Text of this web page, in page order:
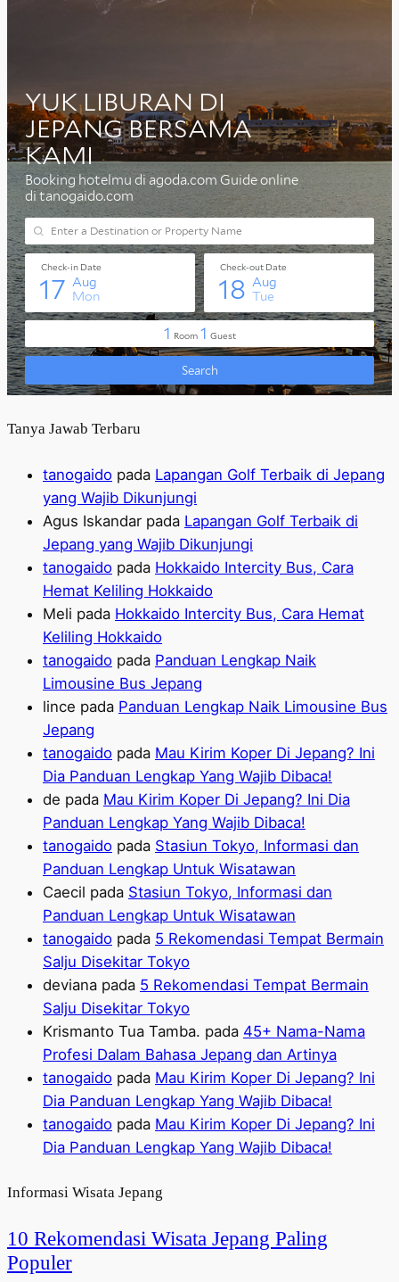
Tanya Jawab Terbaru
tanogaido pada Lapangan Golf Terbaik di Jepang
yang Wajib Dikunjungi
Agus Iskandar pada Lapangan Golf Terbaik di
Jepang yang Wajib Dikunjungi
tanogaido pada Hokkaido Intercity Bus, Cara
Hemat Keliling Hokkaido
Meli pada Hokkaido Intercity Bus, Cara Hemat
Keliling Hokkaido
tanogaido pada Panduan Lengkap Naik
Limousine Bus Jepang
lince pada Panduan Lengkap Naik Limousine Bus
Jepang
tanogaido pada Mau Kirim Koper Di Jepang? Ini
Dia Panduan Lengkap Yang Wajib Dibaca!
de pada Mau Kirim Koper Di Jepang? Ini Dia
Panduan Lengkap Yang Wajib Dibaca!
tanogaido pada Stasiun Tokyo, Informasi dan
Panduan Lengkap Untuk Wisatawan
Caecil pada Stasiun Tokyo, Informasi dan
Panduan Lengkap Untuk Wisatawan
tanogaido pada 5 Rekomendasi Tempat Bermain
Salju Disekitar Tokyo
deviana pada 5 Rekomendasi Tempat Bermain
Salju Disekitar Tokyo
Krismanto Tua Tamba. pada 45+ Nama-Nama
Profesi Dalam Bahasa Jepang dan Artinya
tanogaido pada Mau Kirim Koper Di Jepang? Ini
Dia Panduan Lengkap Yang Wajib Dibaca!
tanogaido pada Mau Kirim Koper Di Jepang? Ini
Dia Panduan Lengkap Yang Wajib Dibaca!
Informasi Wisata Jepang
10 Rekomendasi Wisata Jepang Paling
Populer